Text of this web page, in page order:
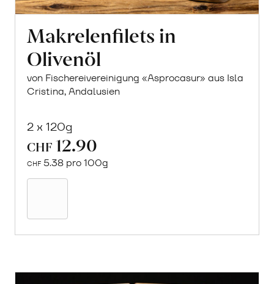
Makrelenfilets in
Olivenöl
von Fischereivereinigung «Asprocasur» aus Isla
Cristina, Andalusien
2 x 120g
CHF 12.90
CHF 5.38 pro 100g